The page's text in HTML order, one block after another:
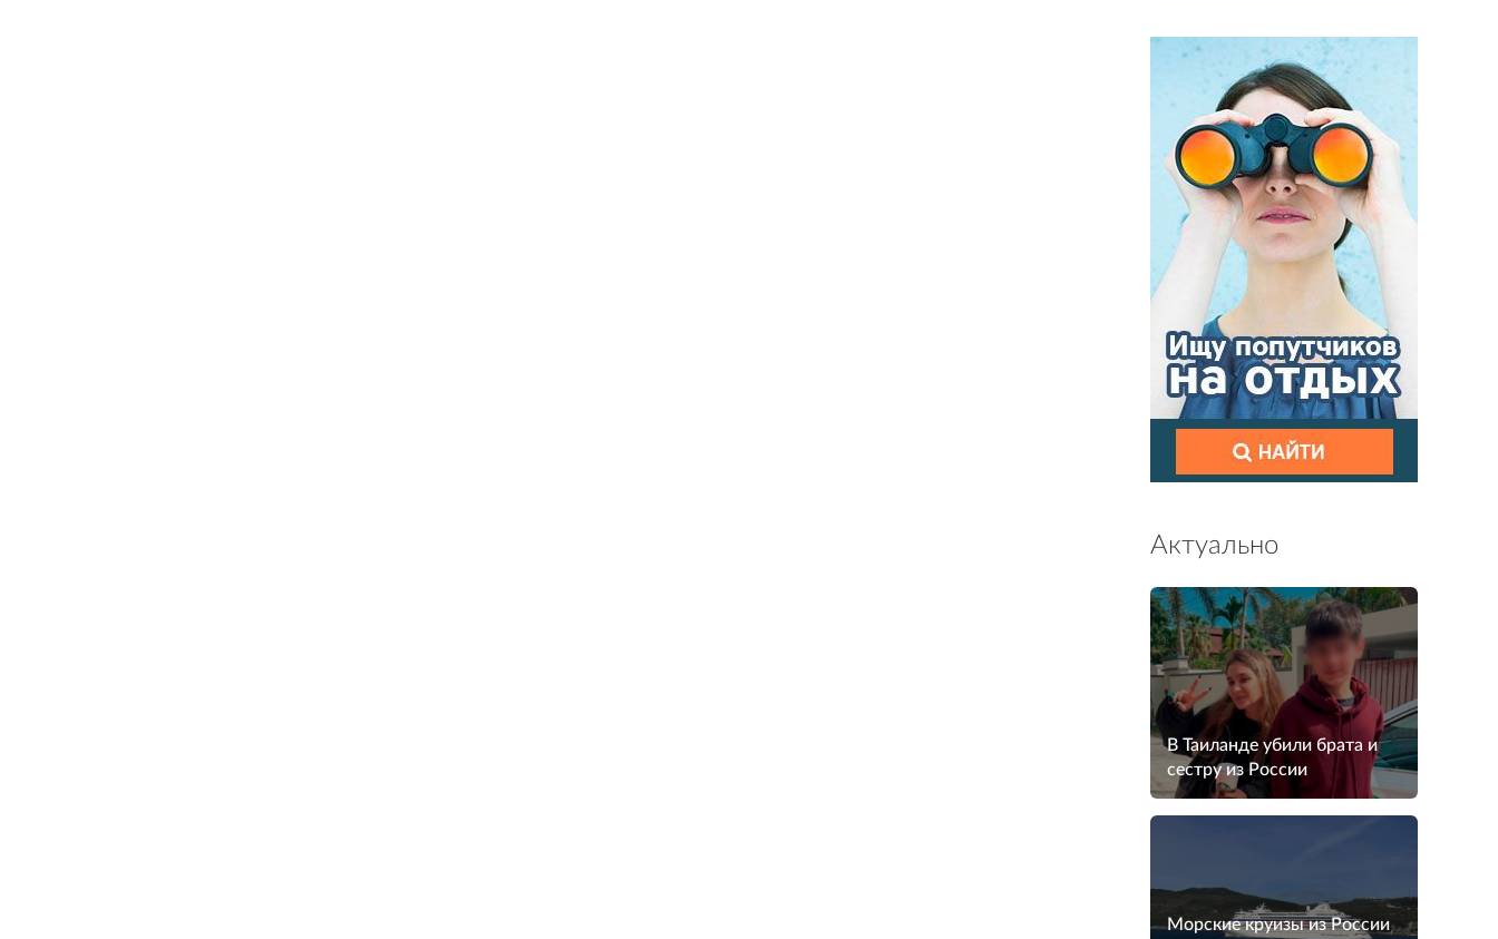
Актуально
В Таиланде убили брата и
сестру из России
Морские круизы из России